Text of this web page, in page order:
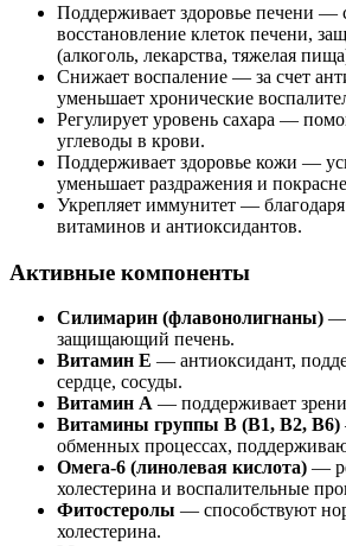
Поддерживает здоровье печени —
восстановление клеток печени,
(алкоголь, лекарства, тяжелая
Снижает воспаление — за счет
уменьшает хронические
Регулирует уровень сахара —
углеводы в крови.
Поддерживает здоровье кожи —
уменьшает раздражения и
Укрепляет иммунитет — благодаря
витаминов и антиоксидантов.
Активные компоненты
Силимарин (флавонолигнаны) —
защищающий печень.
Витамин E — антиоксидант,
сердце, сосуды.
Витамин A — поддерживает
Витамины группы B (B1, B2, B6)
обменных процессах,
Омега-6 (линолевая кислота) —
холестерина и воспалительные
Фитостеролы — способствуют
холестерина.